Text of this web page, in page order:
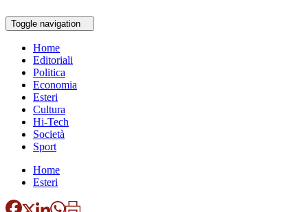
Toggle navigation
Home
Editoriali
Politica
Economia
Esteri
Cultura
Hi-Tech
Società
Sport
Home
Esteri